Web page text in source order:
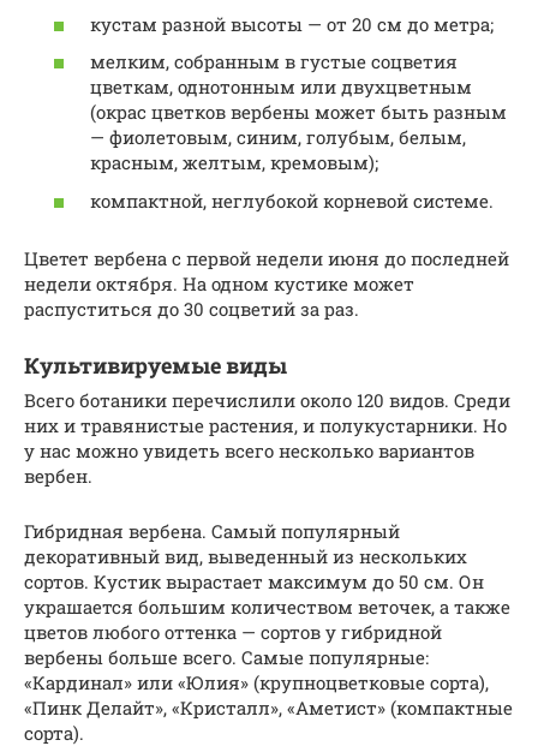
кустам разной высоты — от 20 см до метра;
мелким, собранным в густые соцветия
цветкам, однотонным или двухцветным
(окрас цветков вербены может быть разным
— фиолетовым, синим, голубым, белым,
красным, желтым, кремовым);
компактной, неглубокой корневой системе.
Цветет вербена с первой недели июня до последней
недели октября. На одном кустике может
распуститься до 30 соцветий за раз.
Культивируемые виды
Всего ботаники перечислили около 120 видов. Среди
них и травянистые растения, и полукустарники. Но
у нас можно увидеть всего несколько вариантов
вербен.
Гибридная вербена. Самый популярный
декоративный вид, выведенный из нескольких
сортов. Кустик вырастает максимум до 50 см. Он
украшается большим количеством веточек, а также
цветов любого оттенка — сортов у гибридной
вербены больше всего. Самые популярные:
«Кардинал» или «Юлия» (крупноцветковые сорта),
«Пинк Делайт», «Кристалл», «Аметист» (компактные
сорта).